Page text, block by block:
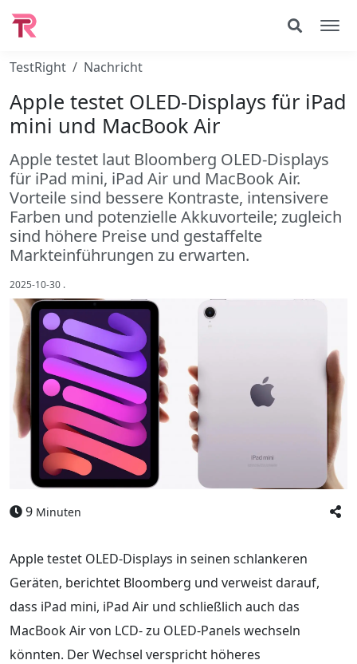
TestRight Nachricht
Apple testet OLED-Displays für iPad
mini und MacBook Air
Apple testet laut Bloomberg OLED-Displays
für iPad mini, iPad Air und MacBook Air.
Vorteile sind bessere Kontraste, intensivere
Farben und potenzielle Akkuvorteile; zugleich
sind höhere Preise und gestaffelte
Markteinführungen zu erwarten.
2025-10-30 .
9 Minuten
Apple testet OLED-Displays in seinen schlankeren
Geräten, berichtet Bloomberg und verweist darauf,
dass iPad mini, iPad Air und schließlich auch das
MacBook Air von LCD- zu OLED-Panels wechseln
könnten. Der Wechsel verspricht höheres